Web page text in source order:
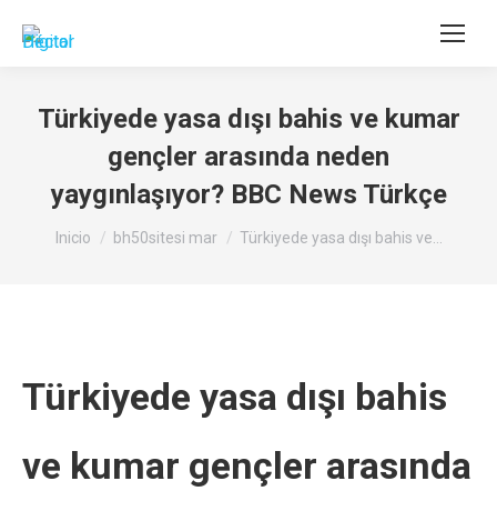
Buscar:
Türkiyede yasa dışı bahis ve kumar
gençler arasında neden
yaygınlaşıyor? BBC News Türkçe
Estás aquí:
Inicio bh50sitesi mar Türkiyede yasa dışı bahis ve…
Türkiyede yasa dışı bahis
ve kumar gençler arasında